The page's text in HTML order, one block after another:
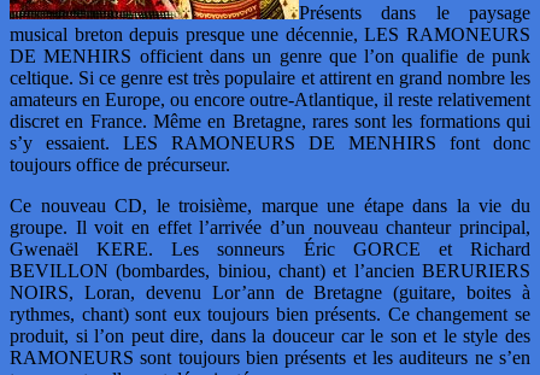
Présents dans le paysage
musical breton depuis presque une décennie, LES RAMONEURS
DE MENHIRS officient dans un genre que l’on qualifie de punk
celtique. Si ce genre est très populaire et attirent en grand nombre les
amateurs en Europe, ou encore outre-Atlantique, il reste relativement
discret en France. Même en Bretagne, rares sont les formations qui
s’y essaient. LES RAMONEURS DE MENHIRS font donc
toujours office de précurseur.
Ce nouveau CD, le troisième, marque une étape dans la vie du
groupe. Il voit en effet l’arrivée d’un nouveau chanteur principal,
Gwenaël KERE. Les sonneurs Éric GORCE et Richard
BEVILLON (bombardes, biniou, chant) et l’ancien BERURIERS
NOIRS, Loran, devenu Lor’ann de Bretagne (guitare, boites à
rythmes, chant) sont eux toujours bien présents. Ce changement se
produit, si l’on peut dire, dans la douceur car le son et le style des
RAMONEURS sont toujours bien présents et les auditeurs ne s’en